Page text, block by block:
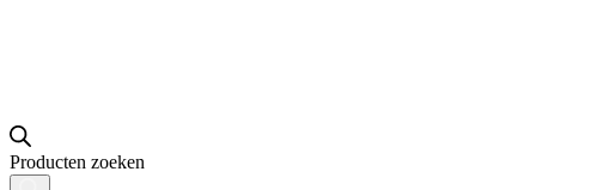
Producten zoeken